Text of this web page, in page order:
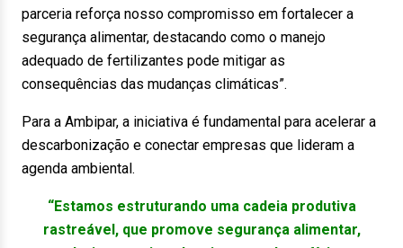
parceria reforça nosso compromisso em fortalecer a
segurança alimentar, destacando como o manejo
adequado de fertilizantes pode mitigar as
consequências das mudanças climáticas”.
Para a Ambipar, a iniciativa é fundamental para acelerar a
descarbonização e conectar empresas que lideram a
agenda ambiental.
“Estamos estruturando uma cadeia produtiva
rastreável, que promove segurança alimentar,